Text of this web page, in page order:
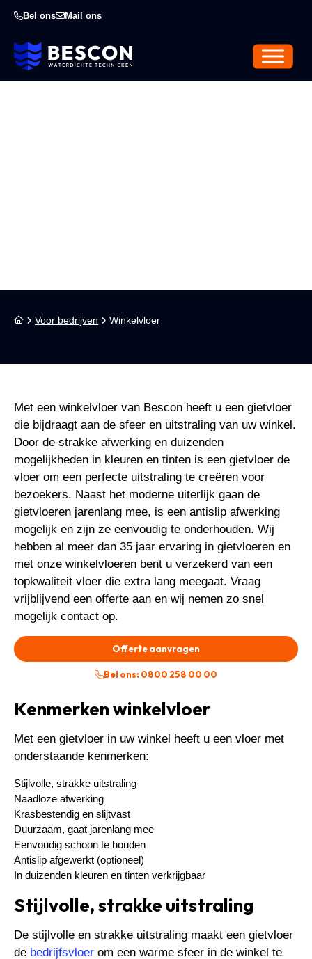
Bel ons Mail ons
Voor bedrijven Winkelvloer
Met een winkelvloer van Bescon heeft u een gietvloer
die bijdraagt aan de sfeer en uitstraling van uw winkel.
Door de strakke afwerking en duizenden
mogelijkheden in kleuren en tinten is een gietvloer de
vloer om een perfecte uitstraling te creëren voor
bezoekers. Naast het moderne uiterlijk gaan de
gietvloeren jarenlang mee, is een antislip afwerking
mogelijk en zijn ze eenvoudig te onderhouden. Wij
hebben al meer dan 35 jaar ervaring in gietvloeren en
met onze winkelvloeren bent u verzekerd van een
topkwaliteit vloer die extra lang meegaat. Vraag
vrijblijvend een offerte aan en wij nemen zo snel
mogelijk contact op.
Offerte aanvragen
Bel ons: 0800 258 00 00
Kenmerken winkelvloer
Met een gietvloer in uw winkel heeft u een vloer met
onderstaande kenmerken:
Stijlvolle, strakke uitstraling
Naadloze afwerking
Krasbestendig en slijtvast
Duurzaam, gaat jarenlang mee
Eenvoudig schoon te houden
Antislip afgewerkt (optioneel)
In duizenden kleuren en tinten verkrijgbaar
Stijlvolle, strakke uitstraling
De stijlvolle en strakke uitstraling maakt een gietvloer
de bedrijfsvloer om een warme sfeer in de winkel te